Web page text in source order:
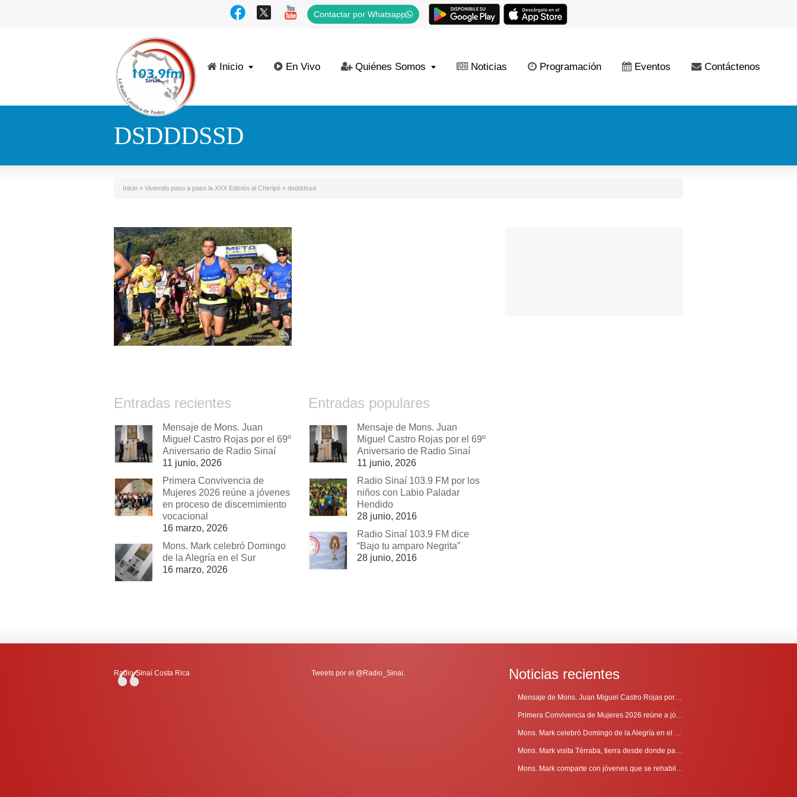
Contactar por Whatsapp
Inicio En Vivo Quiénes Somos Noticias Programación Eventos Contáctenos
DSDDDSSD
Inicio » Viviendo paso a paso la XXX Edición al Chirripó » dsdddssd
Entradas recientes
Mensaje de Mons. Juan
Miguel Castro Rojas por el 69º
Aniversario de Radio Sinaí
11 junio, 2026
Primera Convivencia de
Mujeres 2026 reúne a jóvenes
en proceso de discernimiento
vocacional
16 marzo, 2026
Mons. Mark celebró Domingo
de la Alegría en el Sur
16 marzo, 2026
Entradas populares
Mensaje de Mons. Juan
Miguel Castro Rojas por el 69º
Aniversario de Radio Sinaí
11 junio, 2026
Radio Sinaí 103.9 FM por los
niños con Labio Paladar
Hendido
28 junio, 2016
Radio Sinaí 103.9 FM dice
“Bajo tu amparo Negrita”
28 junio, 2016
Radio-Sinaí Costa Rica Tweets por el @Radio_Sinai. Noticias recientes
Mensaje de Mons. Juan Miguel Castro Rojas por el 69º Aniversario de Radio Sinaí
Primera Convivencia de Mujeres 2026 reúne a jóvenes en proceso de discernimiento vocacional
Mons. Mark celebró Domingo de la Alegría en el Sur
Mons. Mark visita Térraba, tierra desde donde parte la evangelización
Mons. Mark comparte con jóvenes que se rehabilitan en Comunidad Cenáculo